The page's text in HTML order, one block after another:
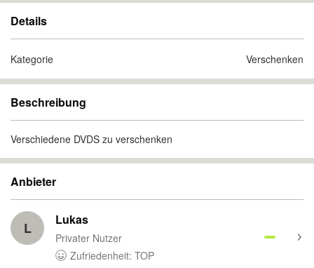
Details
Kategorie Verschenken
Beschreibung
Verschiedene DVDS zu verschenken
Anbieter
L Lukas
Privater Nutzer
Zufriedenheit: TOP